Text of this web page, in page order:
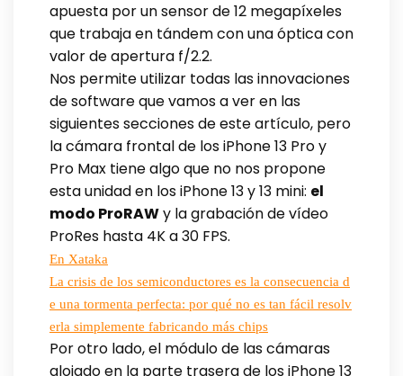
apuesta por un sensor de 12 megapíxeles
que trabaja en tándem con una óptica con
valor de apertura f/2.2.
Nos permite utilizar todas las innovaciones
de software que vamos a ver en las
siguientes secciones de este artículo, pero
la cámara frontal de los iPhone 13 Pro y
Pro Max tiene algo que no nos propone
esta unidad en los iPhone 13 y 13 mini: el
modo ProRAWy la grabación de vídeo
ProRes hasta 4K a 30 FPS.
En Xataka
La crisis de los semiconductores es la consecuencia d
e una tormenta perfecta: por qué no es tan fácil resolv
erla simplemente fabricando más chips
Por otro lado, el módulo de las cámaras
alojado en la parte trasera de los iPhone 13